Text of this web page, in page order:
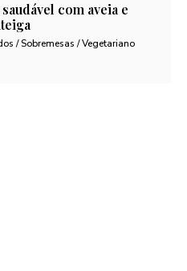
com aveia e
/ Sobremesas / Vegetariano